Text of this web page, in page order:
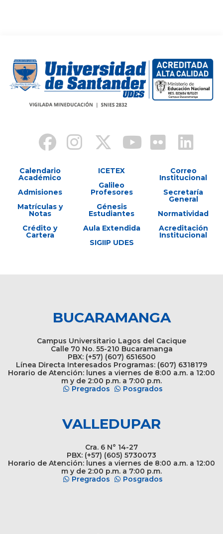
Calendario
Académico
Admisiones
Matrículas y
Notas
Crédito y
Cartera
ICETEX
Galileo
Profesores
Génesis
Estudiantes
Aula Extendida
SIGIIP UDES
Correo
Institucional
Secretaría
General
Normatividad
Acreditación
Institucional
BUCARAMANGA
Campus Universitario Lagos del Cacique
Calle 70 No. 55-210 Bucaramanga
PBX: (+57) (607) 6516500
Línea Directa Interesados Programas: (607) 6318179
Horario de Atención: lunes a viernes de 8:00 a.m. a 12:00
m y de 2:00 p.m. a 7:00 p.m.
Pregrados
Posgrados
VALLEDUPAR
Cra. 6 N° 14-27
PBX: (+57) (605) 5730073
Horario de Atención: lunes a viernes de 8:00 a.m. a 12:00
m y de 2:00 p.m. a 7:00 p.m.
Pregrados
Posgrados